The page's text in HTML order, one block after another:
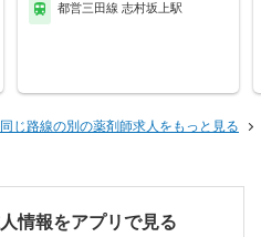
都営三田線 志村坂上駅
じ路線の別の薬剤師求人をもっと見る
情報をアプリで見る